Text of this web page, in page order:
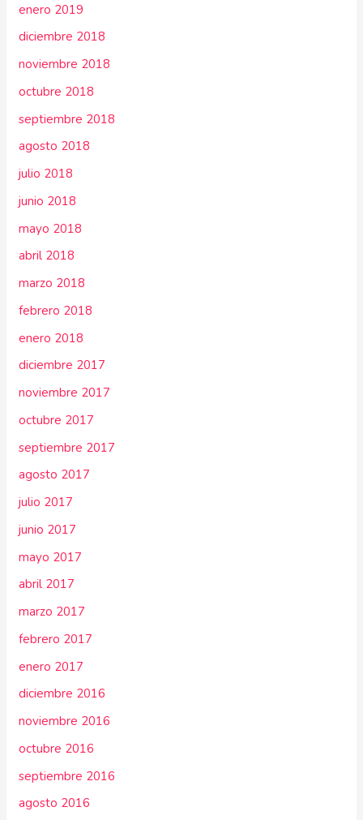
enero 2019
diciembre 2018
noviembre 2018
octubre 2018
septiembre 2018
agosto 2018
julio 2018
junio 2018
mayo 2018
abril 2018
marzo 2018
febrero 2018
enero 2018
diciembre 2017
noviembre 2017
octubre 2017
septiembre 2017
agosto 2017
julio 2017
junio 2017
mayo 2017
abril 2017
marzo 2017
febrero 2017
enero 2017
diciembre 2016
noviembre 2016
octubre 2016
septiembre 2016
agosto 2016